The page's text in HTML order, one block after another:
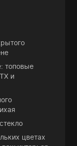
топовые
и
цветах